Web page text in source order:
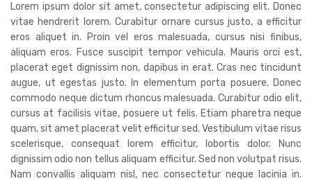
Lorem ipsum dolor sit amet, consectetur adipiscing elit. Donec
vitae hendrerit lorem. Curabitur ornare cursus justo, a efficitur
eros aliquet in. Proin vel eros malesuada, cursus nisi finibus,
aliquam eros. Fusce suscipit tempor vehicula. Mauris orci est,
placerat eget dignissim non, dapibus in erat. Cras nec tincidunt
augue, ut egestas justo. In elementum porta posuere. Donec
commodo neque dictum rhoncus malesuada. Curabitur odio elit,
cursus at facilisis vitae, posuere ut felis. Etiam pharetra neque
quam, sit amet placerat velit efficitur sed. Vestibulum vitae risus
scelerisque, consequat lorem efficitur, lobortis dolor. Nunc
dignissim odio non tellus aliquam efficitur. Sed non volutpat risus.
Nam convallis aliquam nisl, nec consectetur neque lacinia in.